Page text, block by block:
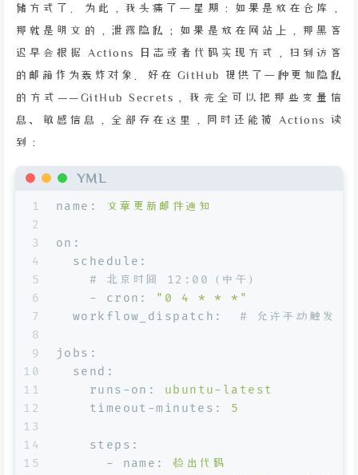
储方式了。为此，我头痛了一星期：如果是放在仓库，
那就是明文的，泄露隐私；如果是放在网站上，那黑客
迟早会根据 Actions 日志或者代码实现方式，扫到访客
的邮箱作为轰炸对象。好在 GitHub 提供了一种更加隐私
的方式——GitHub Secrets，我完全可以把那些变量信
息、敏感信息，全部存在这里，同时还能被 Actions 读
到：
YML
1
2
3
4
5
6
7
8
9
10
11
12
13
14
15
name: 文章更新邮件通知
on:
schedule:
# 北京时间 12:00（中午）
-
cron:
"0 4 * * *"
workflow_dispatch:
# 允许手动触发
jobs:
send:
runs-on:
ubuntu-latest
timeout-minutes:
5
steps:
-
name:
检出代码